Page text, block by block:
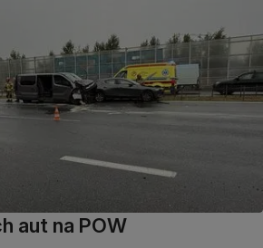
aut na POW